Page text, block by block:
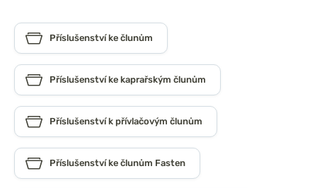
Příslušenství ke člunům
Příslušenství ke kaprařským člunům
Příslušenství k přívlačovým člunům
Příslušenství ke člunům Fasten